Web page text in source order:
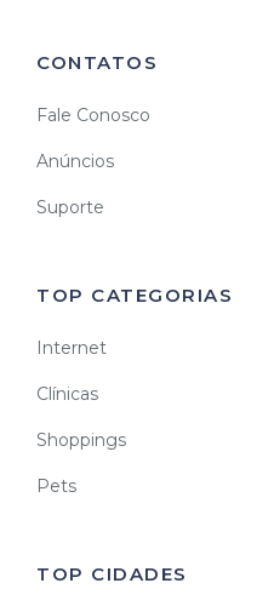
CONTATOS
Fale Conosco
Anúncios
Suporte
TOP CATEGORIAS
Internet
Clínicas
Shoppings
Pets
TOP CIDADES